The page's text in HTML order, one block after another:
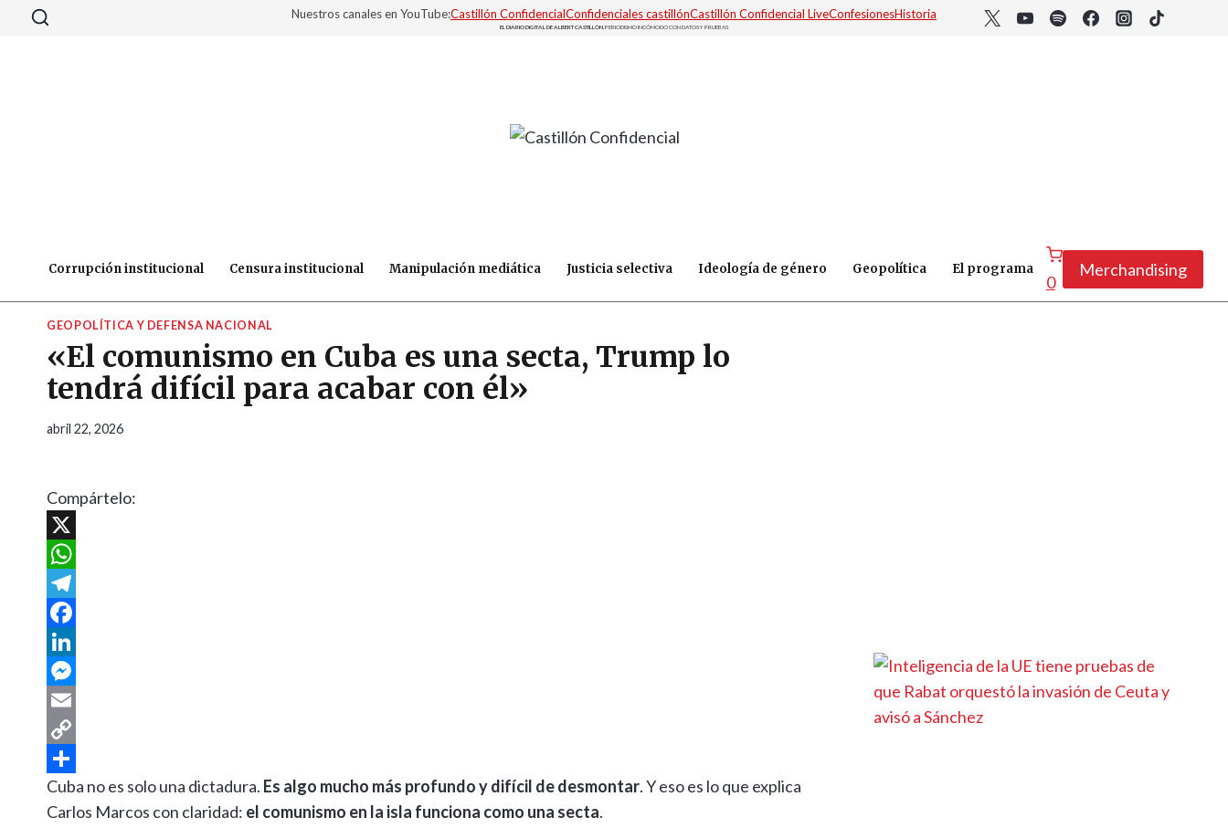
Saltar
Nuestros canales en YouTube:Castillón ConfidencialConfidenciales castillónCastillón Confidencial LiveConfesionesHistoria
EL DIARIO DIGITAL DE ALBERT CASTILLÓN. PERIODISMO INCÓMODO CON DATOS Y PRUEBAS
Corrupción institucional Censura institucional Manipulación mediática Justicia selectiva Ideología de género Geopolítica El programa
0
Merchandising
GEOPOLÍTICA Y DEFENSA NACIONAL
«El comunismo en Cuba es una secta, Trump lo
tendrá difícil para acabar con él»
abril 22, 2026
Compártelo:
X
W
h
a
t
s
A
p
p
T
e
e
g
a
m
F
a
c
e
b
o
o
L
n
k
e
d
M
e
s
s
e
E
m
a
i
C
o
p
C
o
Cuba no es solo una dictadura. Es algo mucho más profundo y difícil de desmontar. Y eso es lo que explica
Carlos Marcos con claridad: el comunismo en la isla funciona como una secta.